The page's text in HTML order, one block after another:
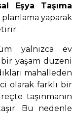
Eşya Taşıma
yaparak
yalnızca ev
yaşam düzeni
mahalleden
olarak farklı bir
taşınmanın
Bu nedenle